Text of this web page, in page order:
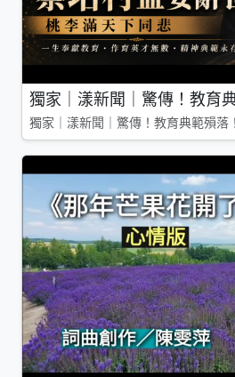
獨家｜漾新聞｜驚傳！教育
獨家｜漾新聞｜驚傳！教育典範殞